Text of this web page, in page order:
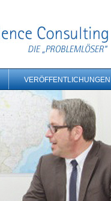
VERÖFFENTLICHUNGEN